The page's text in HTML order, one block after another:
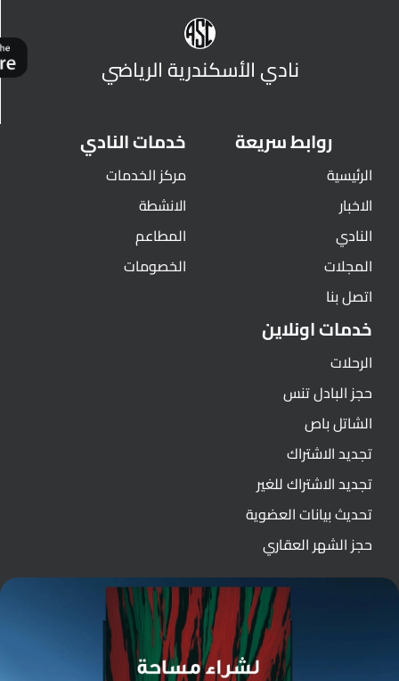
نادي الأسكندرية الرياضي
روابط سريعة
الرئيسية
الاخبار
النادي
المجلات
اتصل بنا
خدمات النادي
مركز الخدمات
الانشطة
المطاعم
الخصومات
خدمات اونلاين
الرحلات
حجز البادل تنس
الشاتل باص
تجديد الاشتراك
تجديد الاشتراك للغير
تحديث بيانات العضوية
حجز الشهر العقاري